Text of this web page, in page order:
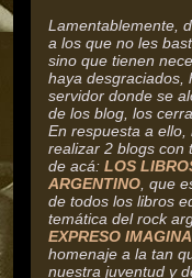
Lamentablemente,
a los que no les
sino que tienen
haya desgraciados,
servidor donde se
de los blog, los
En respuesta a ello,
realizar 2 blogs con
de acá: LOS
ARGENTINO , que
de todos los libros
temática del rock
EXPRESO
homenaje a la tan
nuestra juventud y